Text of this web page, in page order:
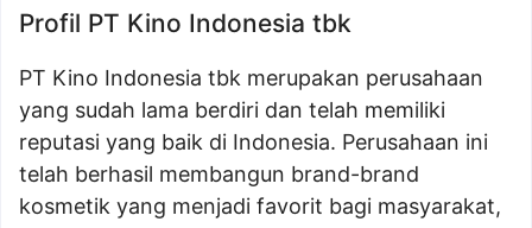
Profil PT Kino Indonesia tbk
PT Kino Indonesia tbk merupakan perusahaan
yang sudah lama berdiri dan telah memiliki
reputasi yang baik di Indonesia. Perusahaan ini
telah berhasil membangun brand-brand
kosmetik yang menjadi favorit bagi masyarakat,